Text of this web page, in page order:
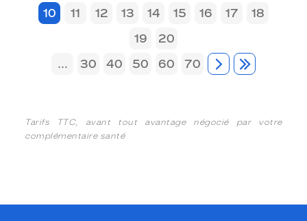
10
11 12 13 14 15 16 17
18
19
20
...
30 40 50 60 70
Tarifs TTC, avant tout avantage négocié par votre
complémentaire santé